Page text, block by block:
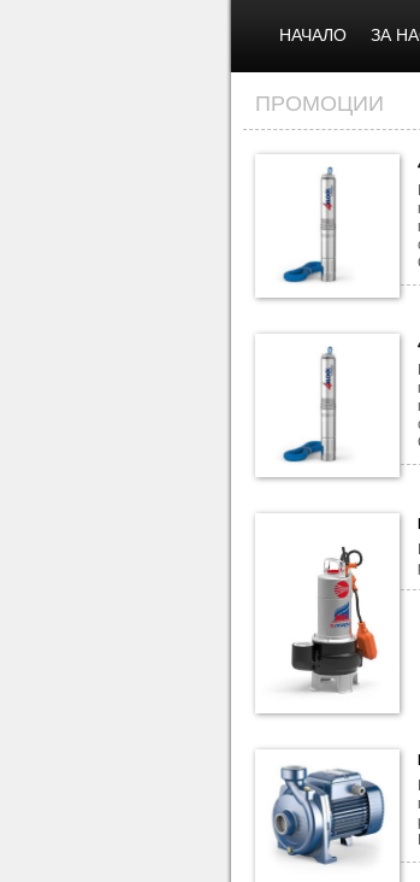
НАЧАЛО ЗА
ПРОМОЦИИ